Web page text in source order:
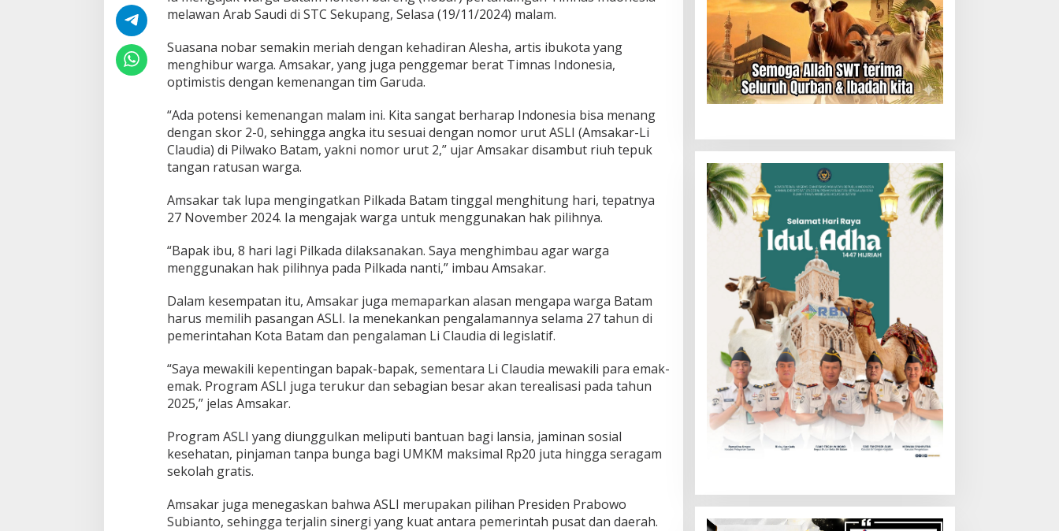
S
C
S
e
k
p
a
n
g
melawan Arab Saudi di STC Sekupang, Selasa (19/11/2024) malam.
Suasana nobar semakin meriah dengan kehadiran Alesha, artis ibukota yang
menghibur warga. Amsakar, yang juga penggemar berat Timnas Indonesia,
optimistis dengan kemenangan tim Garuda.
“Ada potensi kemenangan malam ini. Kita sangat berharap Indonesia bisa menang
dengan skor 2-0, sehingga angka itu sesuai dengan nomor urut ASLI (Amsakar-Li
Claudia) di Pilwako Batam, yakni nomor urut 2,” ujar Amsakar disambut riuh tepuk
tangan ratusan warga.
Amsakar tak lupa mengingatkan Pilkada Batam tinggal menghitung hari, tepatnya
27 November 2024. Ia mengajak warga untuk menggunakan hak pilihnya.
“Bapak ibu, 8 hari lagi Pilkada dilaksanakan. Saya menghimbau agar warga
menggunakan hak pilihnya pada Pilkada nanti,” imbau Amsakar.
Dalam kesempatan itu, Amsakar juga memaparkan alasan mengapa warga Batam
harus memilih pasangan ASLI. Ia menekankan pengalamannya selama 27 tahun di
pemerintahan Kota Batam dan pengalaman Li Claudia di legislatif.
“Saya mewakili kepentingan bapak-bapak, sementara Li Claudia mewakili para emak-
emak. Program ASLI juga terukur dan sebagian besar akan terealisasi pada tahun
2025,” jelas Amsakar.
Program ASLI yang diunggulkan meliputi bantuan bagi lansia, jaminan sosial
kesehatan, pinjaman tanpa bunga bagi UMKM maksimal Rp20 juta hingga seragam
sekolah gratis.
Amsakar juga menegaskan bahwa ASLI merupakan pilihan Presiden Prabowo
Subianto, sehingga terjalin sinergi yang kuat antara pemerintah pusat dan daerah.